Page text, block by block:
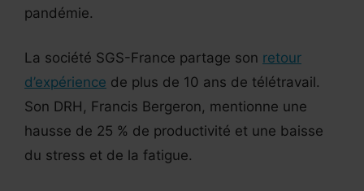
pandémie.
La société SGS-France partage son retour
d’expérience de plus de 10 ans de télétravail.
Son DRH, Francis Bergeron, mentionne une
hausse de 25 % de productivité et une baisse
du stress et de la fatigue.